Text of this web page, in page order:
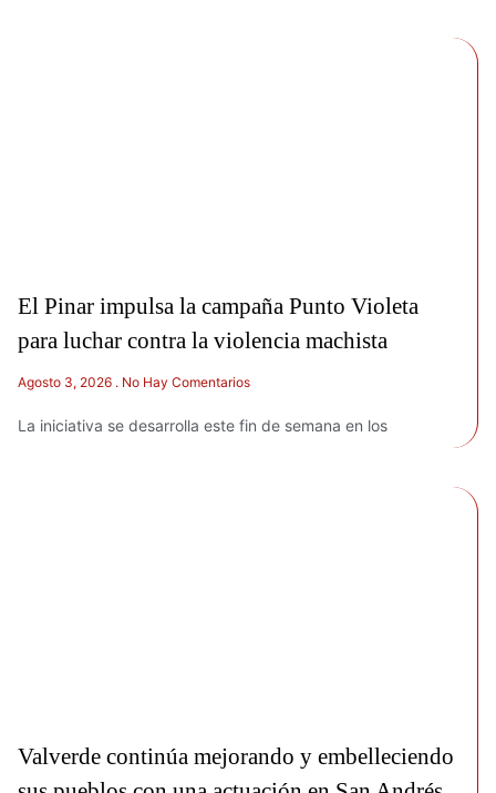
El Pinar impulsa la campaña Punto Violeta
para luchar contra la violencia machista
Agosto 3, 2026 No Hay Comentarios
La iniciativa se desarrolla este fin de semana en los
Valverde continúa mejorando y embelleciendo